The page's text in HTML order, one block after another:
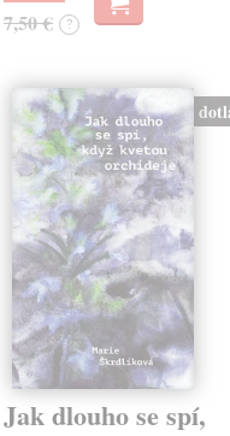
7,50 € ?
Jak dlouho se spí,